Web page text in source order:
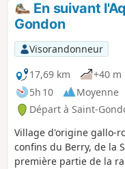
En suivant
Gondon
Visorandonneur
17,69 km
+40 m
5h 10
Moyenne
Départ à Saint-
Village d'origine gallo-
confins du Berry, de la
première partie de la